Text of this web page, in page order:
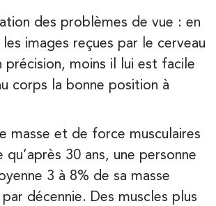
des problèmes de vue : en
images reçues par le cerveau
précision, moins il lui est facile
corps la bonne position à
masse et de force musculaires
qu’après 30 ans, une personne
3 à 8% de sa masse
décennie. Des muscles plus
SUR
SUR
– Cassette
Cassette 75006 Paris
Cassette 75006 Paris
06 95